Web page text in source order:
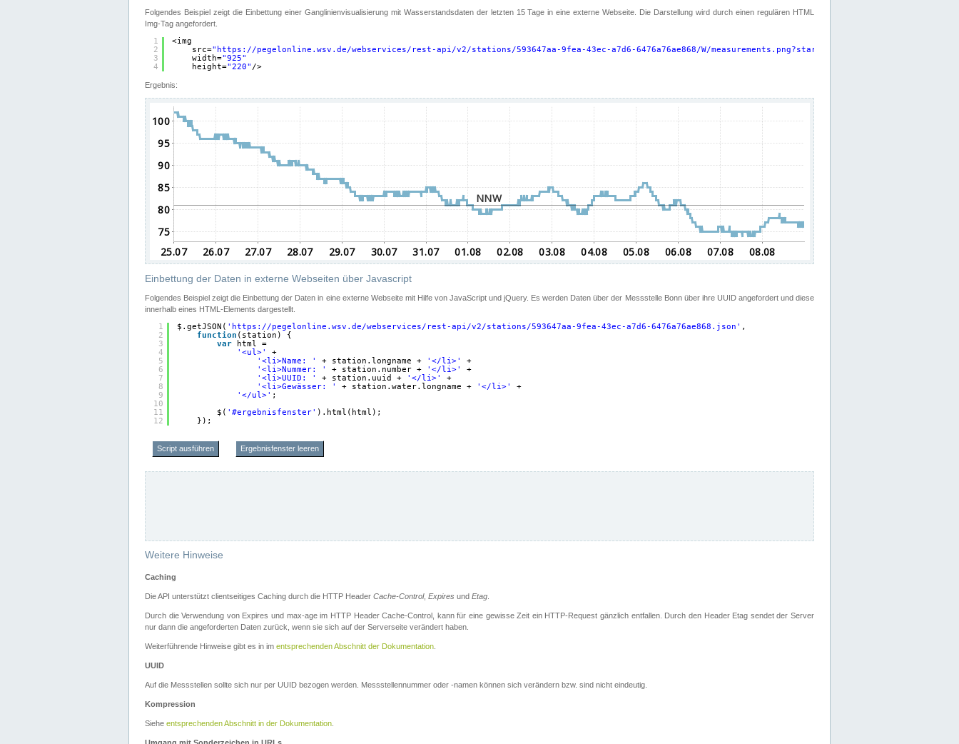
Folgendes Beispiel zeigt die Einbettung einer Ganglinienvisualisierung mit Wasserstandsdaten der letzten 15 Tage in eine externe Webseite. Die Darstellung wird durch einen regulären HTML
Img-Tag angefordert.
1
2
3
4
<img
src=" https://pegelonline.wsv.de/webservices/rest-api/v2/stations/593647aa-9fea-43ec-a7d6-6476a76ae868/W/measurements.png?start=P15D&width=925&height=220
width="925"
height="220" />
Ergebnis:
Einbettung der Daten in externe Webseiten über Javascript
Folgendes Beispiel zeigt die Einbettung der Daten in eine externe Webseite mit Hilfe von JavaScript und jQuery. Es werden Daten über der Messstelle Bonn über ihre UUID angefordert und diese
innerhalb eines HTML-Elements dargestellt.
1
2
3
4
5
6
7
8
9
10
11
12
$.getJSON( ' https://pegelonline.wsv.de/webservices/rest-api/v2/stations/593647aa-9fea-43ec-a7d6-6476a76ae868.json ' ,
function (station) {
var
html =
'<ul>'
+
'<li>Name: '
+ station.longname + '</li>'
+
'<li>Nummer: '
+ station.number + '</li>'
+
'<li>UUID: '
+ station.uuid + '</li>'
+
'<li>Gewässer: '
+ station.water.longname + '</li>'
+
'</ul>' ;
$( '#ergebnisfenster' ).html(html);
});
Script ausführen Ergebnisfenster leeren
Weitere Hinweise
Caching
Die API unterstützt clientseitiges Caching durch die HTTP Header Cache-Control, Expires und Etag.
Durch die Verwendung von Expires und max-age im HTTP Header Cache-Control, kann für eine gewisse Zeit ein HTTP-Request gänzlich entfallen. Durch den Header Etag sendet der Server
nur dann die angeforderten Daten zurück, wenn sie sich auf der Serverseite verändert haben.
Weiterführende Hinweise gibt es in im entsprechenden Abschnitt der Dokumentation.
UUID
Auf die Messstellen sollte sich nur per UUID bezogen werden. Messstellennummer oder -namen können sich verändern bzw. sind nicht eindeutig.
Kompression
Siehe entsprechenden Abschnitt in der Dokumentation.